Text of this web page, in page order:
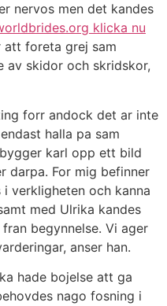
nervos men det kandes
klicka nu
att foreta grej sam
av skidor och skridskor,
forr andock det ar inte
halla pa sam
karl opp ett bild
darpa. For mig befinner
verkligheten och kanna
med Ulrika kandes
begynnelse. Vi ager
anser han.
hade bojelse att ga
nago fosning i